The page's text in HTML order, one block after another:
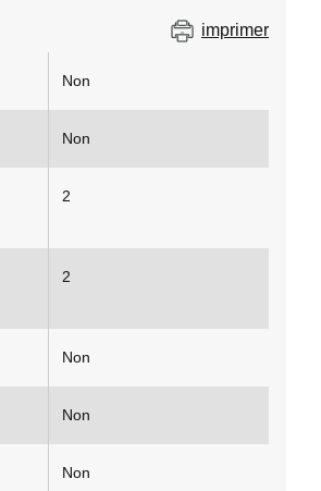
imprimer
Non
Non
2
2
Non
Non
Non